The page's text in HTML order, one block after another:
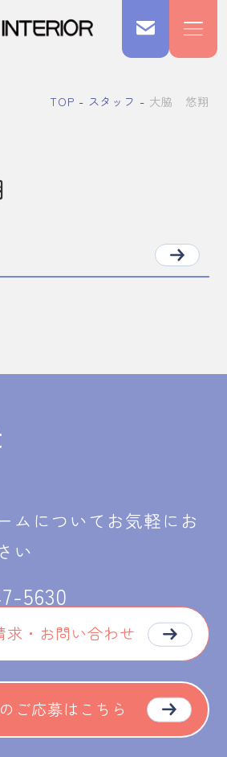
TOP スタッフ 大脇 悠翔
ムについてお気軽にお
い
5630
求・お問い合わせ
ご応募はこちら